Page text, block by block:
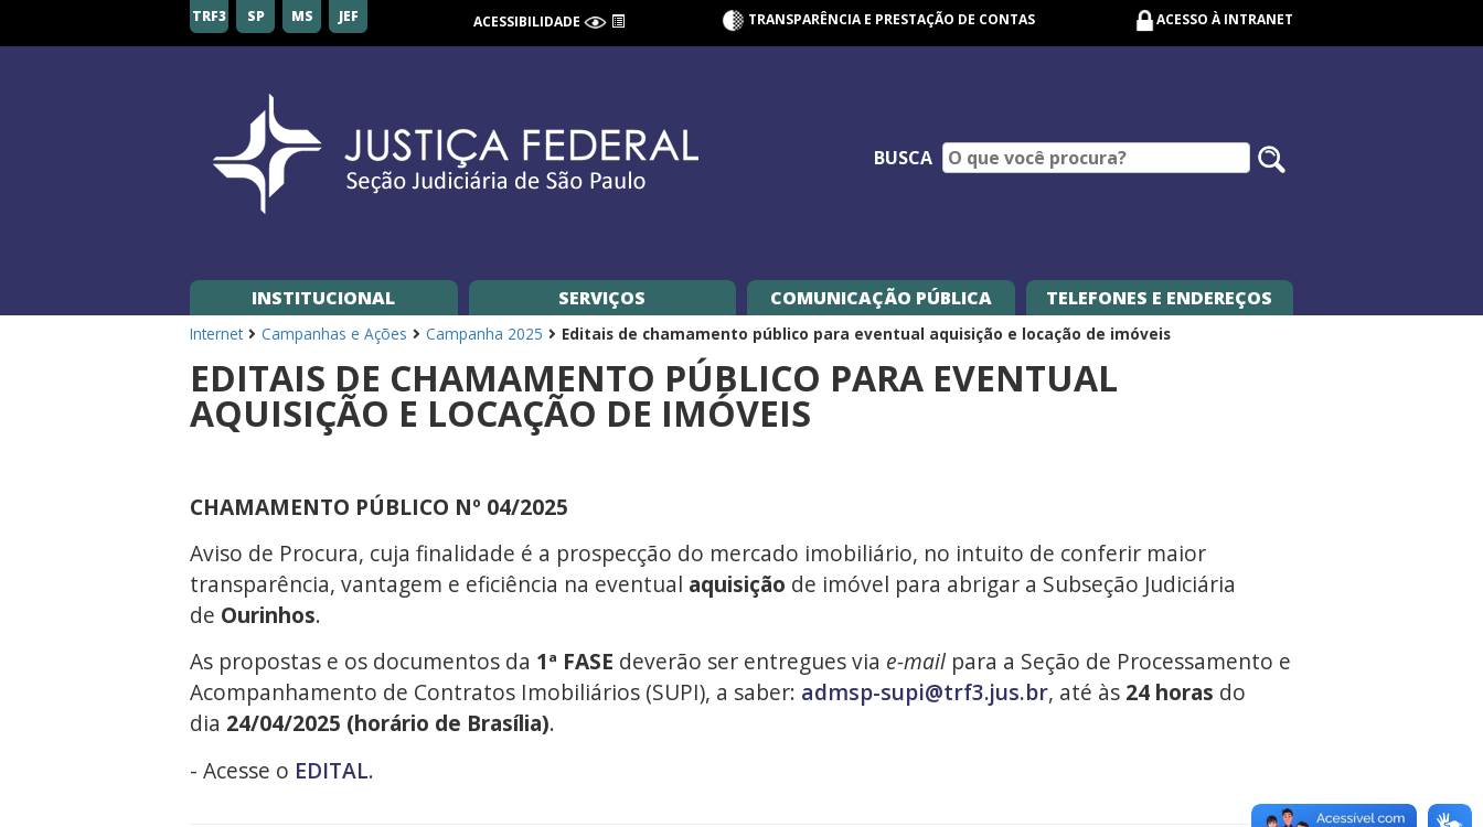
de
TRF3 SP MS JEF ACESSIBILIDADE TRANSPARÊNCIA E PRESTAÇÃO DE CONTAS ACESSO À INTRANET
BUSCA
INSTITUCIONAL SERVIÇOS COMUNICAÇÃO PÚBLICA TELEFONES E ENDEREÇOS
Internet Campanhas e Ações Campanha 2025 Editais de chamamento público para eventual aquisição e locação de imóveis
EDITAIS DE CHAMAMENTO PÚBLICO PARA EVENTUAL
AQUISIÇÃO E LOCAÇÃO DE IMÓVEIS
CHAMAMENTO PÚBLICO Nº 04/2025
Aviso de Procura, cuja finalidade é a prospecção do mercado imobiliário, no intuito de conferir maior
transparência, vantagem e eficiência na eventual aquisição de imóvel para abrigar a Subseção Judiciária
de Ourinhos.
As propostas e os documentos da 1ª FASE deverão ser entregues via e-mail para a Seção de Processamento e
Acompanhamento de Contratos Imobiliários (SUPI), a saber: admsp-supi@trf3.jus.br, até às 24 horas do
dia 24/04/2025 (horário de Brasília).
- Acesse o EDITAL.